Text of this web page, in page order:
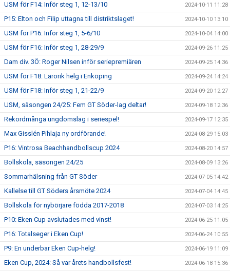
USM för F14: Inför steg 1, 12-13/10 2024-10-11 11:28
P15: Elton och Filip uttagna till distriktslaget! 2024-10-10 13:10
USM för P16: Inför steg 1, 5-6/10 2024-10-04 14:00
USM för F16: Inför steg 1, 28-29/9 2024-09-26 11:25
Dam div. 3Ö: Roger Nilsen inför seriepremiären 2024-09-25 14:36
USM för F18: Lärorik helg i Enköping 2024-09-24 14:24
USM för F18: Inför steg 1, 21-22/9 2024-09-20 12:27
USM, säsongen 24/25: Fem GT Söder-lag deltar! 2024-09-18 12:36
Rekordmånga ungdomslag i seriespel! 2024-09-17 12:35
Max Gisslén Pihlaja ny ordförande! 2024-08-29 15:03
P16: Vintrosa Beachhandbollscup 2024 2024-08-20 14:57
Bollskola, säsongen 24/25 2024-08-09 13:26
Sommarhälsning från GT Söder 2024-07-05 14:42
Kallelse till GT Söders årsmöte 2024 2024-07-04 14:45
Bollskola för nybörjare födda 2017-2018 2024-07-03 14:25
P10: Eken Cup avslutades med vinst! 2024-06-25 11:05
P16: Totalseger i Eken Cup! 2024-06-24 10:55
P9: En underbar Eken Cup-helg! 2024-06-19 11:09
Eken Cup, 2024: Så var årets handbollsfest! 2024-06-18 15:36